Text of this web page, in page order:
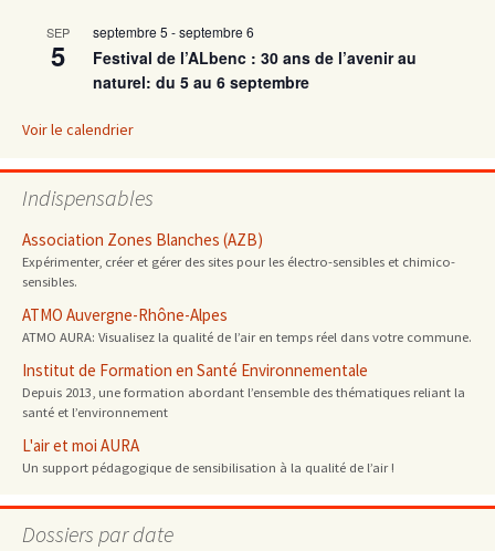
SEP
5
septembre 5 -septembre 6
Festival de l’ALbenc : 30 ans de l’avenir au
naturel: du 5 au 6 septembre
Voir le calendrier
Indispensables
Association Zones Blanches (AZB)
Expérimenter, créer et gérer des sites pour les électro-sensibles et chimico-
sensibles.
ATMO Auvergne-Rhône-Alpes
ATMO AURA: Visualisez la qualité de l’air en temps réel dans votre commune.
Institut de Formation en Santé Environnementale
Depuis 2013, une formation abordant l’ensemble des thématiques reliant la
santé et l’environnement
L'air et moi AURA
Un support pédagogique de sensibilisation à la qualité de l’air !
Dossiers par date